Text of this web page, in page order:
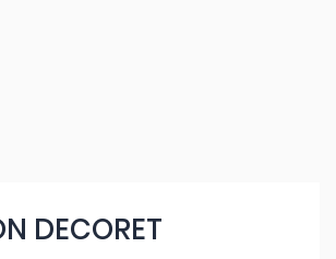
DECORET